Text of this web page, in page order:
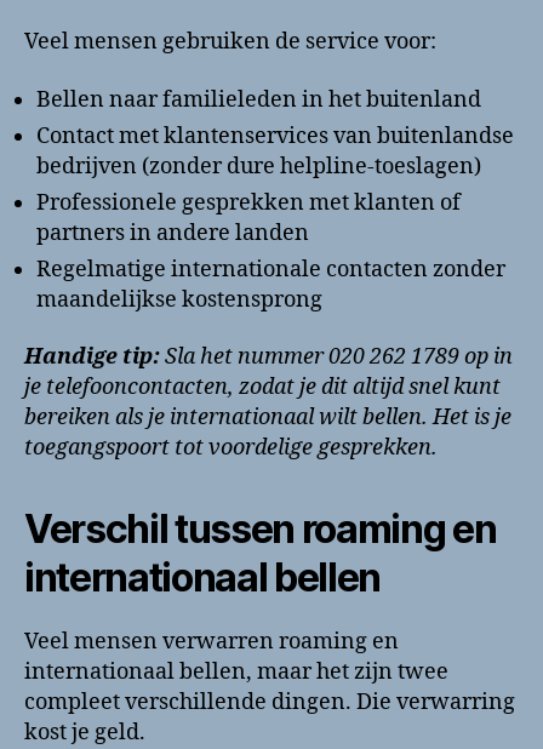
Veel mensen gebruiken de service voor:
Bellen naar familieleden in het buitenland
Contact met klantenservices van buitenlandse
bedrijven (zonder dure helpline-toeslagen)
Professionele gesprekken met klanten of
partners in andere landen
Regelmatige internationale contacten zonder
maandelijkse kostensprong
Handige tip:Sla het nummer 020 262 1789 op in
je telefooncontacten, zodat je dit altijd snel kunt
bereiken als je internationaal wilt bellen. Het is je
toegangspoort tot voordelige gesprekken.
Verschil tussen roaming en
internationaal bellen
Veel mensen verwarren roaming en
internationaal bellen, maar het zijn twee
compleet verschillende dingen. Die verwarring
kost je geld.